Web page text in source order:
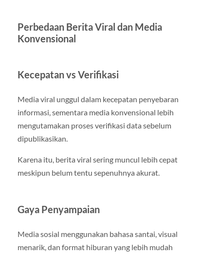
Perbedaan Berita Viral dan Media
Konvensional
Kecepatan vs Verifikasi
Media viral unggul dalam kecepatan penyebaran
informasi, sementara media konvensional lebih
mengutamakan proses verifikasi data sebelum
dipublikasikan.
Karena itu, berita viral sering muncul lebih cepat
meskipun belum tentu sepenuhnya akurat.
Gaya Penyampaian
Media sosial menggunakan bahasa santai, visual
menarik, dan format hiburan yang lebih mudah